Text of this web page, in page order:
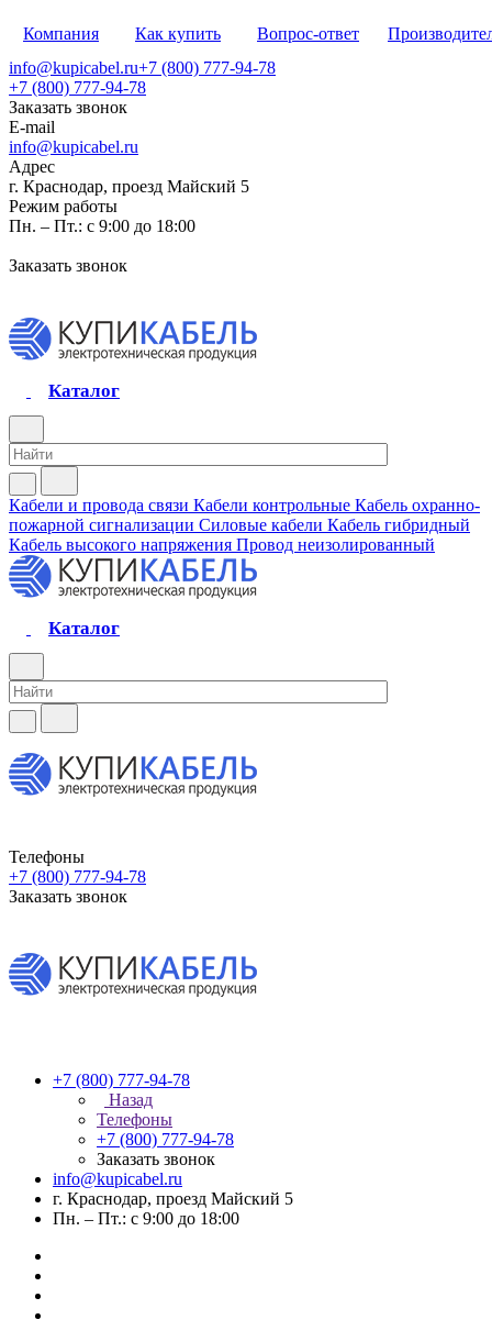
Компания Как купить Вопрос-ответ
info@kupicabel.ru+7 (800) 777-94-78
+7 (800) 777-94-78
Заказать звонок
E-mail
info@kupicabel.ru
Адрес
г. Краснодар, проезд Майский 5
Режим работы
Пн. – Пт.: с 9:00 до 18:00
Заказать звонок
Каталог
Кабели и провода связи Кабели контрольные Кабель охранно-
пожарной сигнализации Силовые кабели Кабель гибридный
Кабель высокого напряжения Провод неизолированный
Каталог
Телефоны
+7 (800) 777-94-78
Заказать звонок
+7 (800) 777-94-78
Назад
Телефоны
+7 (800) 777-94-78
Заказать звонок
info@kupicabel.ru
г. Краснодар, проезд Майский 5
Пн. – Пт.: с 9:00 до 18:00